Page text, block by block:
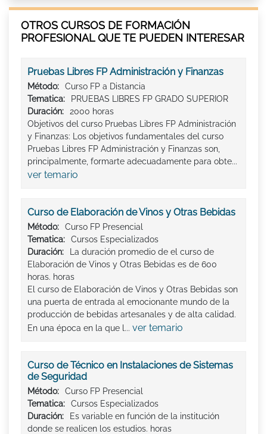
OTROS CURSOS DE FORMACIÓN
PROFESIONAL QUE TE PUEDEN INTERESAR
Pruebas Libres FP Administración y Finanzas
Método:
Curso FP a Distancia
Tematica:
PRUEBAS LIBRES FP GRADO SUPERIOR
Duración:
2000 horas
Objetivos del curso Pruebas Libres FP Administración
y Finanzas: Los objetivos fundamentales del curso
Pruebas Libres FP Administración y Finanzas son,
principalmente, formarte adecuadamente para obte...
ver temario
Curso de Elaboración de Vinos y Otras Bebidas
Método:
Curso FP Presencial
Tematica:
Cursos Especializados
Duración:
La duración promedio de el curso de
Elaboración de Vinos y Otras Bebidas es de 600
horas. horas
El curso de Elaboración de Vinos y Otras Bebidas son
una puerta de entrada al emocionante mundo de la
producción de bebidas artesanales y de alta calidad.
En una época en la que l... ver temario
Curso de Técnico en Instalaciones de Sistemas
de Seguridad
Método:
Curso FP Presencial
Tematica:
Cursos Especializados
Duración:
Es variable en función de la institución
donde se realicen los estudios. horas